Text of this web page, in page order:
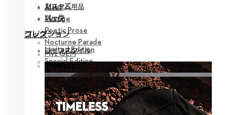
カスタム用品
バッグ
グッズ
ライフスタイル
シューズ
ツール
コレクション
Limited Edition
Special Edition
Alter
Vestige
Poetic Prose
Nocturne Parade
Myz GEM
Timeless